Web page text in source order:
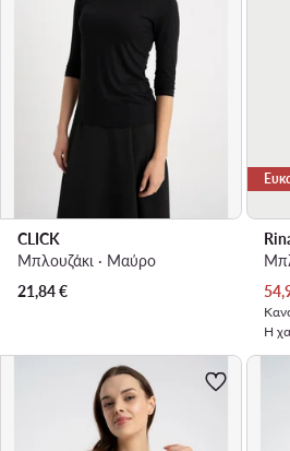
CLICK
Μπλουζάκι · Μαύρο
21,84€
Η